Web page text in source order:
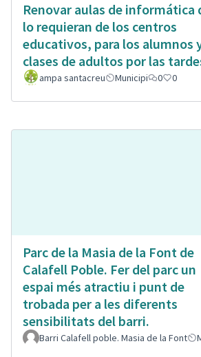
Renovar aulas de informática
lo requieran de los centros
educativos, para los alumnos
clases de adultos por las
ampa santacreu Municipi 0 0
Parc de la Masia de la Font de
Calafell Poble. Fer del parc un
espai més atractiu i punt de
trobada per a les diferents
sensibilitats del barri.
Barri Calafell poble. Masia de la Font